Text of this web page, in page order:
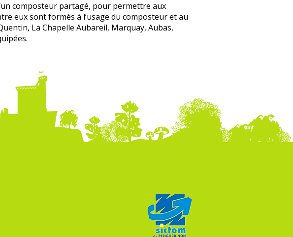
composteur partagé, pour permettre aux
eux sont formés à l’usage du composteur et au
La Chapelle Aubareil, Marquay, Aubas,